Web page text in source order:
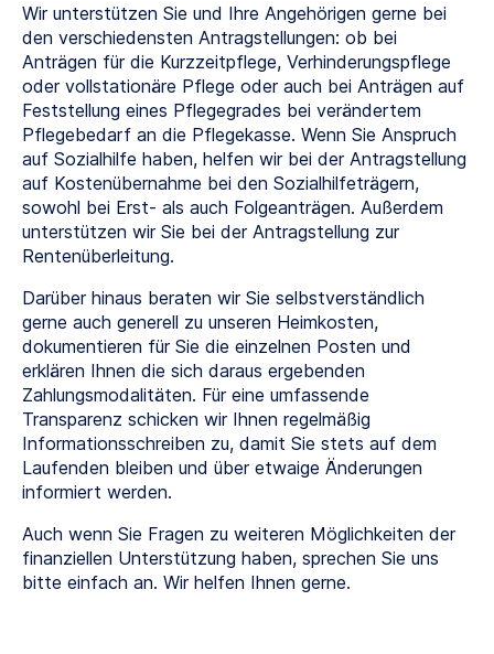
Wir unterstützen Sie und Ihre Angehörigen gerne bei
den verschiedensten Antragstellungen: ob bei
Anträgen für die Kurzzeitpflege, Verhinderungspflege
oder vollstationäre Pflege oder auch bei Anträgen auf
Feststellung eines Pflegegrades bei verändertem
Pflegebedarf an die Pflegekasse. Wenn Sie Anspruch
auf Sozialhilfe haben, helfen wir bei der Antragstellung
auf Kostenübernahme bei den Sozialhilfeträgern,
sowohl bei Erst- als auch Folgeanträgen. Außerdem
unterstützen wir Sie bei der Antragstellung zur
Rentenüberleitung.
Darüber hinaus beraten wir Sie selbstverständlich
gerne auch generell zu unseren Heimkosten,
dokumentieren für Sie die einzelnen Posten und
erklären Ihnen die sich daraus ergebenden
Zahlungsmodalitäten. Für eine umfassende
Transparenz schicken wir Ihnen regelmäßig
Informationsschreiben zu, damit Sie stets auf dem
Laufenden bleiben und über etwaige Änderungen
informiert werden.
Auch wenn Sie Fragen zu weiteren Möglichkeiten der
finanziellen Unterstützung haben, sprechen Sie uns
bitte einfach an. Wir helfen Ihnen gerne.